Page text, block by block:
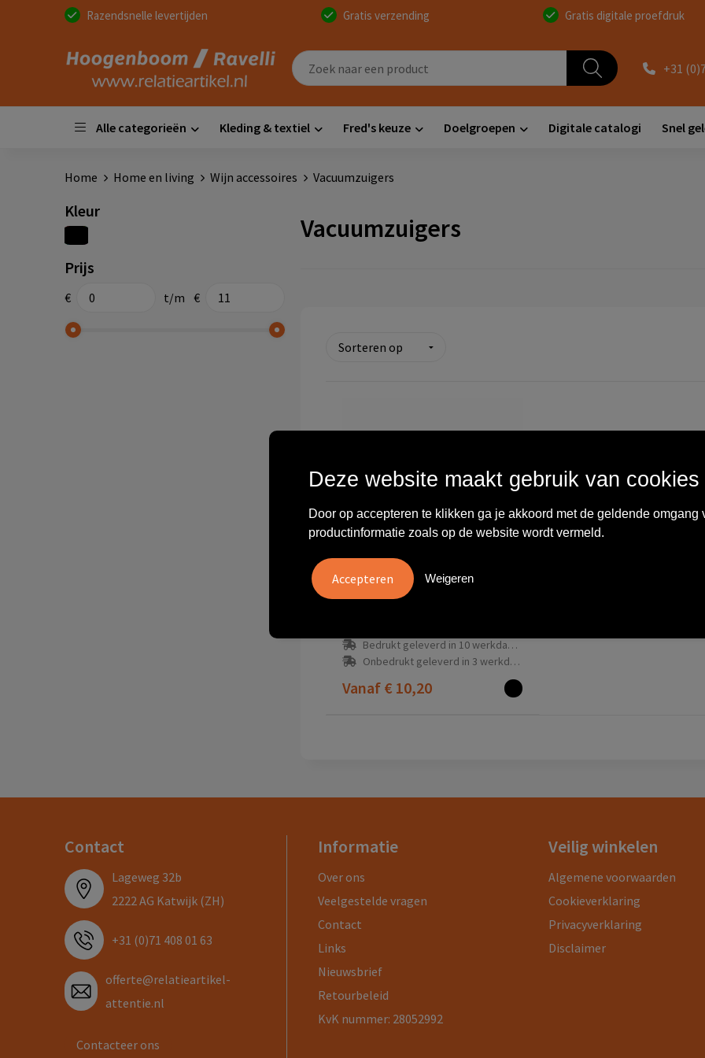
Razendsnelle levertijden Gratis verzending Gratis digitale proefdruk
+31
Alle categorieën Kleding & textiel Fred's keuze Doelgroepen Digitale catalogi Snel
Home Home en living Wijn accessoires Vacuumzuigers
Kleur
Prijs
€ t/m €
Vacuumzuigers
Bedrukt geleverd in 10 werkdag(en)
Onbedrukt geleverd in 3 werkdag(en)
Vanaf € 10,20
Contact
Lageweg 32b
2222 AG Katwijk (ZH)
+31 (0)71 408 01 63
offerte@relatieartikel-
attentie.nl
Contacteer ons
Informatie
Over ons
Veelgestelde vragen
Contact
Links
Nieuwsbrief
Retourbeleid
KvK nummer: 28052992
Veilig winkelen
Algemene voorwaarden
Cookieverklaring
Privacyverklaring
Disclaimer
Deze website maakt gebruik van cookies
Door op accepteren te klikken ga je akkoord met de geldende omgang
productinformatie zoals op de website wordt vermeld.
Weigeren